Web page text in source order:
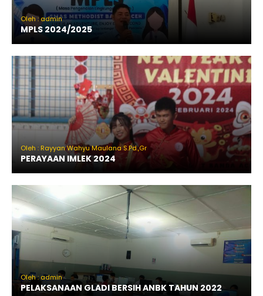
Oleh : admin
MPLS 2024/2025
Oleh : Rayyan Wahyu Maulana S.Pd.,Gr
PERAYAAN IMLEK 2024
Oleh : admin
PELAKSANAAN GLADI BERSIH ANBK TAHUN 2022